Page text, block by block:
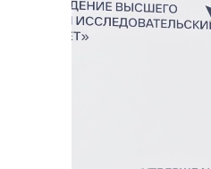
Цитрос
АВТОМАТИЗАЦИЯ ЭДО